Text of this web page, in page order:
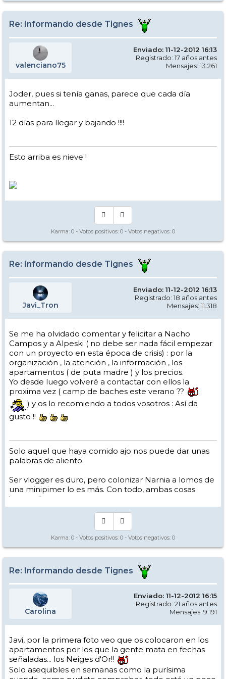
Re: Informando desde Tignes
valenciano75
Enviado: 11-12-2012 16:13
Registrado: 17 años antes
Mensajes: 13.261
Joder, pues si tenía ganas, parece que cada día
aumentan...
12 días para llegar y bajando !!!!
Esto arriba es nieve !
Karma: 0 - Votos positivos: 0 - Votos negativos: 0
Re: Informando desde Tignes
Javi_Tron
Enviado: 11-12-2012 16:13
Registrado: 18 años antes
Mensajes: 11.318
Se me ha olvidado comentar y felicitar a Nacho
Campos y a Alpeski ( no debe ser nada fácil empezar
con un proyecto en esta época de crisis) : por la
organización , la atención , la información , los
apartamentos ( de puta madre ) y los precios.
Yo desde luego volveré a contactar con ellos la
proxima vez ( camp de baches este verano ??
) y os lo recomiendo a todos vosotros : Así da
gusto !!
Solo aquel que haya comido ajo nos puede dar unas
palabras de aliento
Ser vlogger es duro, pero colonizar Narnia a lomos de
una minipimer lo es más. Con todo, ambas cosas
intento hacer.
Yo hago esquí extremo : voy de extremo a extremo
Los caminos del esquí son inescrotables ...
Karma: 0 - Votos positivos: 0 - Votos negativos: 0
Re: Informando desde Tignes
Carolina
Enviado: 11-12-2012 16:15
Registrado: 21 años antes
Mensajes: 9.191
Javi, por la primera foto veo que os colocaron en los
apartamentos por los que la gente mata en fechas
señaladas... los Neiges d'Or!!
Solo asequibles en semanas como la purísima